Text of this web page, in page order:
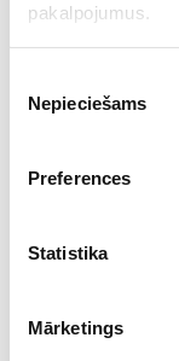
pakalpojumus.
izvēle
Nepieciešams
Preferences
Statistika
Mārketings
Apgaismes